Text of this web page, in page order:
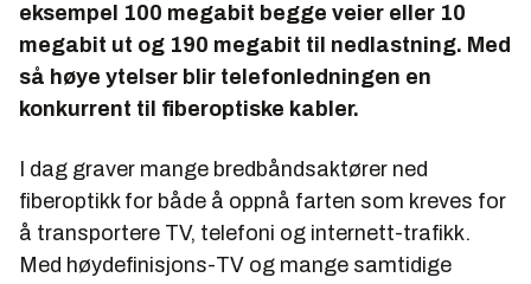
eksempel 100 megabit begge veier eller 10
megabit ut og 190 megabit til nedlastning. Med
så høye ytelser blir telefonledningen en
konkurrent til fiberoptiske kabler.
I dag graver mange bredbåndsaktører ned
fiberoptikk for både å oppnå farten som kreves for
å transportere TV, telefoni og internett-trafikk.
Med høydefinisjons-TV og mange samtidige